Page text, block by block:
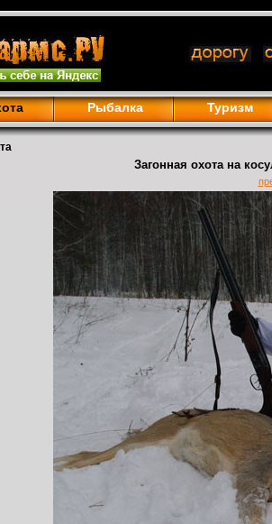
Рыбалка Туризм
Загонная охота на